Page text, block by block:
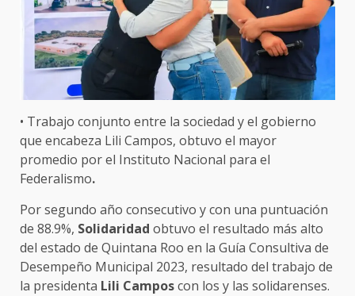
• Trabajo conjunto entre la sociedad y el gobierno
que encabeza Lili Campos, obtuvo el mayor
promedio por el Instituto Nacional para el
Federalismo.
Por segundo año consecutivo y con una puntuación
de 88.9%, Solidaridad obtuvo el resultado más alto
del estado de Quintana Roo en la Guía Consultiva de
Desempeño Municipal 2023, resultado del trabajo de
la presidenta Lili Camposcon los y las solidarenses.